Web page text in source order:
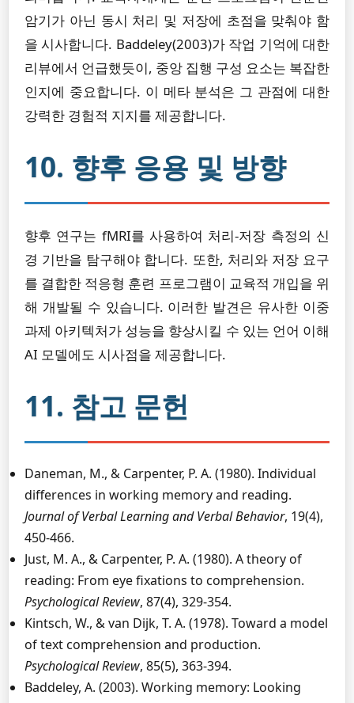
암기가 아닌 동시 처리 및 저장에 초점을 맞춰야 함
을 시사합니다. Baddeley(2003)가 작업 기억에 대한
리뷰에서 언급했듯이, 중앙 집행 구성 요소는 복잡한
인지에 중요합니다. 이 메타 분석은 그 관점에 대한
강력한 경험적 지지를 제공합니다.
10. 향후 응용 및 방향
향후 연구는 fMRI를 사용하여 처리-저장 측정의 신
경 기반을 탐구해야 합니다. 또한, 처리와 저장 요구
를 결합한 적응형 훈련 프로그램이 교육적 개입을 위
해 개발될 수 있습니다. 이러한 발견은 유사한 이중
과제 아키텍처가 성능을 향상시킬 수 있는 언어 이해
AI 모델에도 시사점을 제공합니다.
11. 참고 문헌
Daneman, M., & Carpenter, P. A. (1980). Individual
differences in working memory and reading.
Journal of Verbal Learning and Verbal Behavior, 19(4),
450-466.
Just, M. A., & Carpenter, P. A. (1980). A theory of
reading: From eye fixations to comprehension.
Psychological Review, 87(4), 329-354.
Kintsch, W., & van Dijk, T. A. (1978). Toward a model
of text comprehension and production.
Psychological Review, 85(5), 363-394.
Baddeley, A. (2003). Working memory: Looking